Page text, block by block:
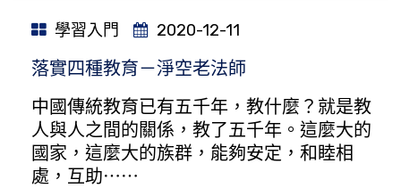
學習入門 2020-12-11
落實四種教育－淨空老法師
中國傳統教育已有五千年，教什麼？就是教
人與人之間的關係，教了五千年。這麼大的
國家，這麼大的族群，能夠安定，和睦相
處，互助⋯⋯